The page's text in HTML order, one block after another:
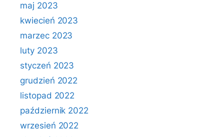
maj 2023
kwiecień 2023
marzec 2023
luty 2023
styczeń 2023
grudzień 2022
listopad 2022
październik 2022
wrzesień 2022